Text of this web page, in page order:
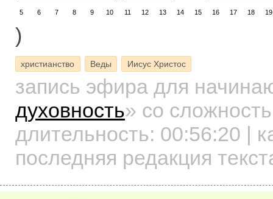
5 6 7 8 9 10 11 12 13 14 15 16 17 18 19
)
христианство Веды Иисус Христос
запись эфира для
духовность» со
длительность: 00:56:20 |
последняя редакция